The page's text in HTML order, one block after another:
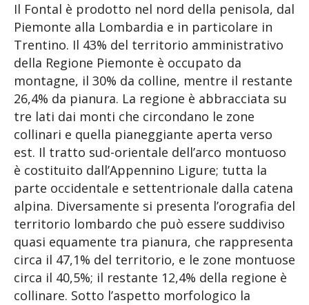
Il Fontal è prodotto nel nord della penisola, dal
Piemonte alla Lombardia e in particolare in
Trentino. Il 43% del territorio amministrativo
della Regione Piemonte è occupato da
montagne, il 30% da colline, mentre il restante
26,4% da pianura. La regione è abbracciata su
tre lati dai monti che circondano le zone
collinari e quella pianeggiante aperta verso
est. Il tratto sud-orientale dell’arco montuoso
è costituito dall’Appennino Ligure; tutta la
parte occidentale e settentrionale dalla catena
alpina. Diversamente si presenta l’orografia del
territorio lombardo che può essere suddiviso
quasi equamente tra pianura, che rappresenta
circa il 47,1% del territorio, e le zone montuose
circa il 40,5%; il restante 12,4% della regione è
collinare. Sotto l’aspetto morfologico la